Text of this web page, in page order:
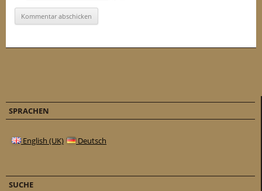
SPRACHEN
English (UK) Deutsch
SUCHE